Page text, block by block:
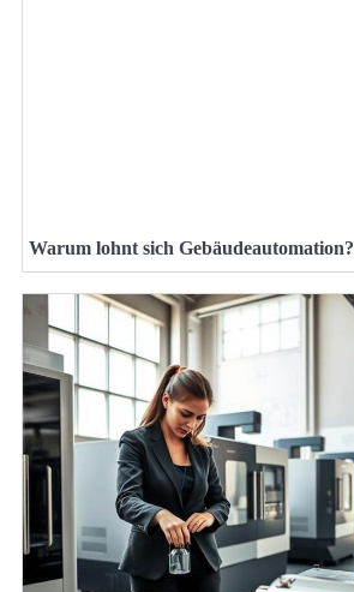
Warum lohnt sich Gebäudeautomation?